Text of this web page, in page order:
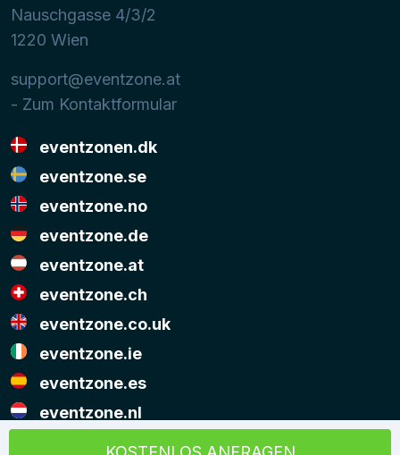
Nauschgasse 4/3/2
1220 Wien
support@eventzone.at
- Zum Kontaktformular
eventzonen.dk
eventzone.se
eventzone.no
eventzone.de
eventzone.at
eventzone.ch
eventzone.co.uk
eventzone.ie
eventzone.es
eventzone.nl
© Copyright Eventzone 2026